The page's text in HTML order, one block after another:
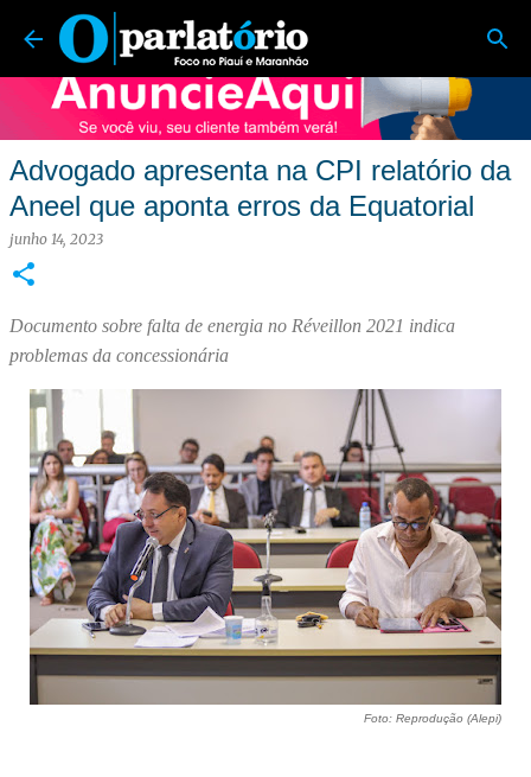
Pular para o conteúdo principal
O Parlatório | Foco no Piauí e Maranhão
Advogado apresenta na CPI relatório da
Aneel que aponta erros da Equatorial
junho 14, 2023
Documento sobre falta de energia no Réveillon 2021 indica
problemas da concessionária
Foto: Reprodução (Alepi)